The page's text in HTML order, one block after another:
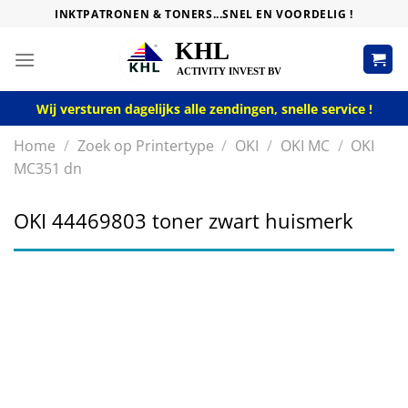
content
INKTPATRONEN & TONERS...SNEL EN VOORDELIG !
Wij versturen dagelijks alle zendingen, snelle service !
Home / Zoek op Printertype / OKI / OKI MC / OKI
MC351 dn
OKI 44469803 toner zwart huismerk